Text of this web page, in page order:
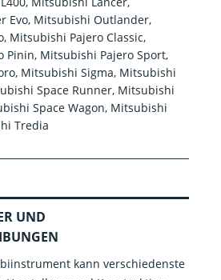
Evo, Mitsubishi Outlander,
Mitsubishi Pajero Classic,
Pinin, Mitsubishi Pajero Sport,
Mitsubishi Sigma, Mitsubishi
Space Runner, Mitsubishi
Space Wagon, Mitsubishi
Tredia
UND
kann verschiedenste